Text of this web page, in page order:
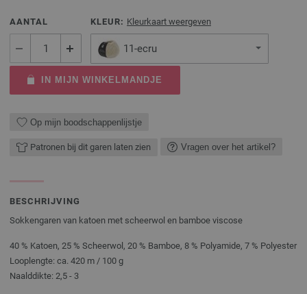
AANTAL KLEUR: Kleurkaart weergeven
11-ecru
IN MIJN WINKELMANDJE
Op mijn boodschappenlijstje
Patronen bij dit garen laten zien Vragen over het artikel?
BESCHRIJVING
Sokkengaren van katoen met scheerwol en bamboe viscose
40 % Katoen, 25 % Scheerwol, 20 % Bamboe, 8 % Polyamide, 7 % Polyester
Looplengte: ca. 420 m / 100 g
Naalddikte: 2,5 - 3